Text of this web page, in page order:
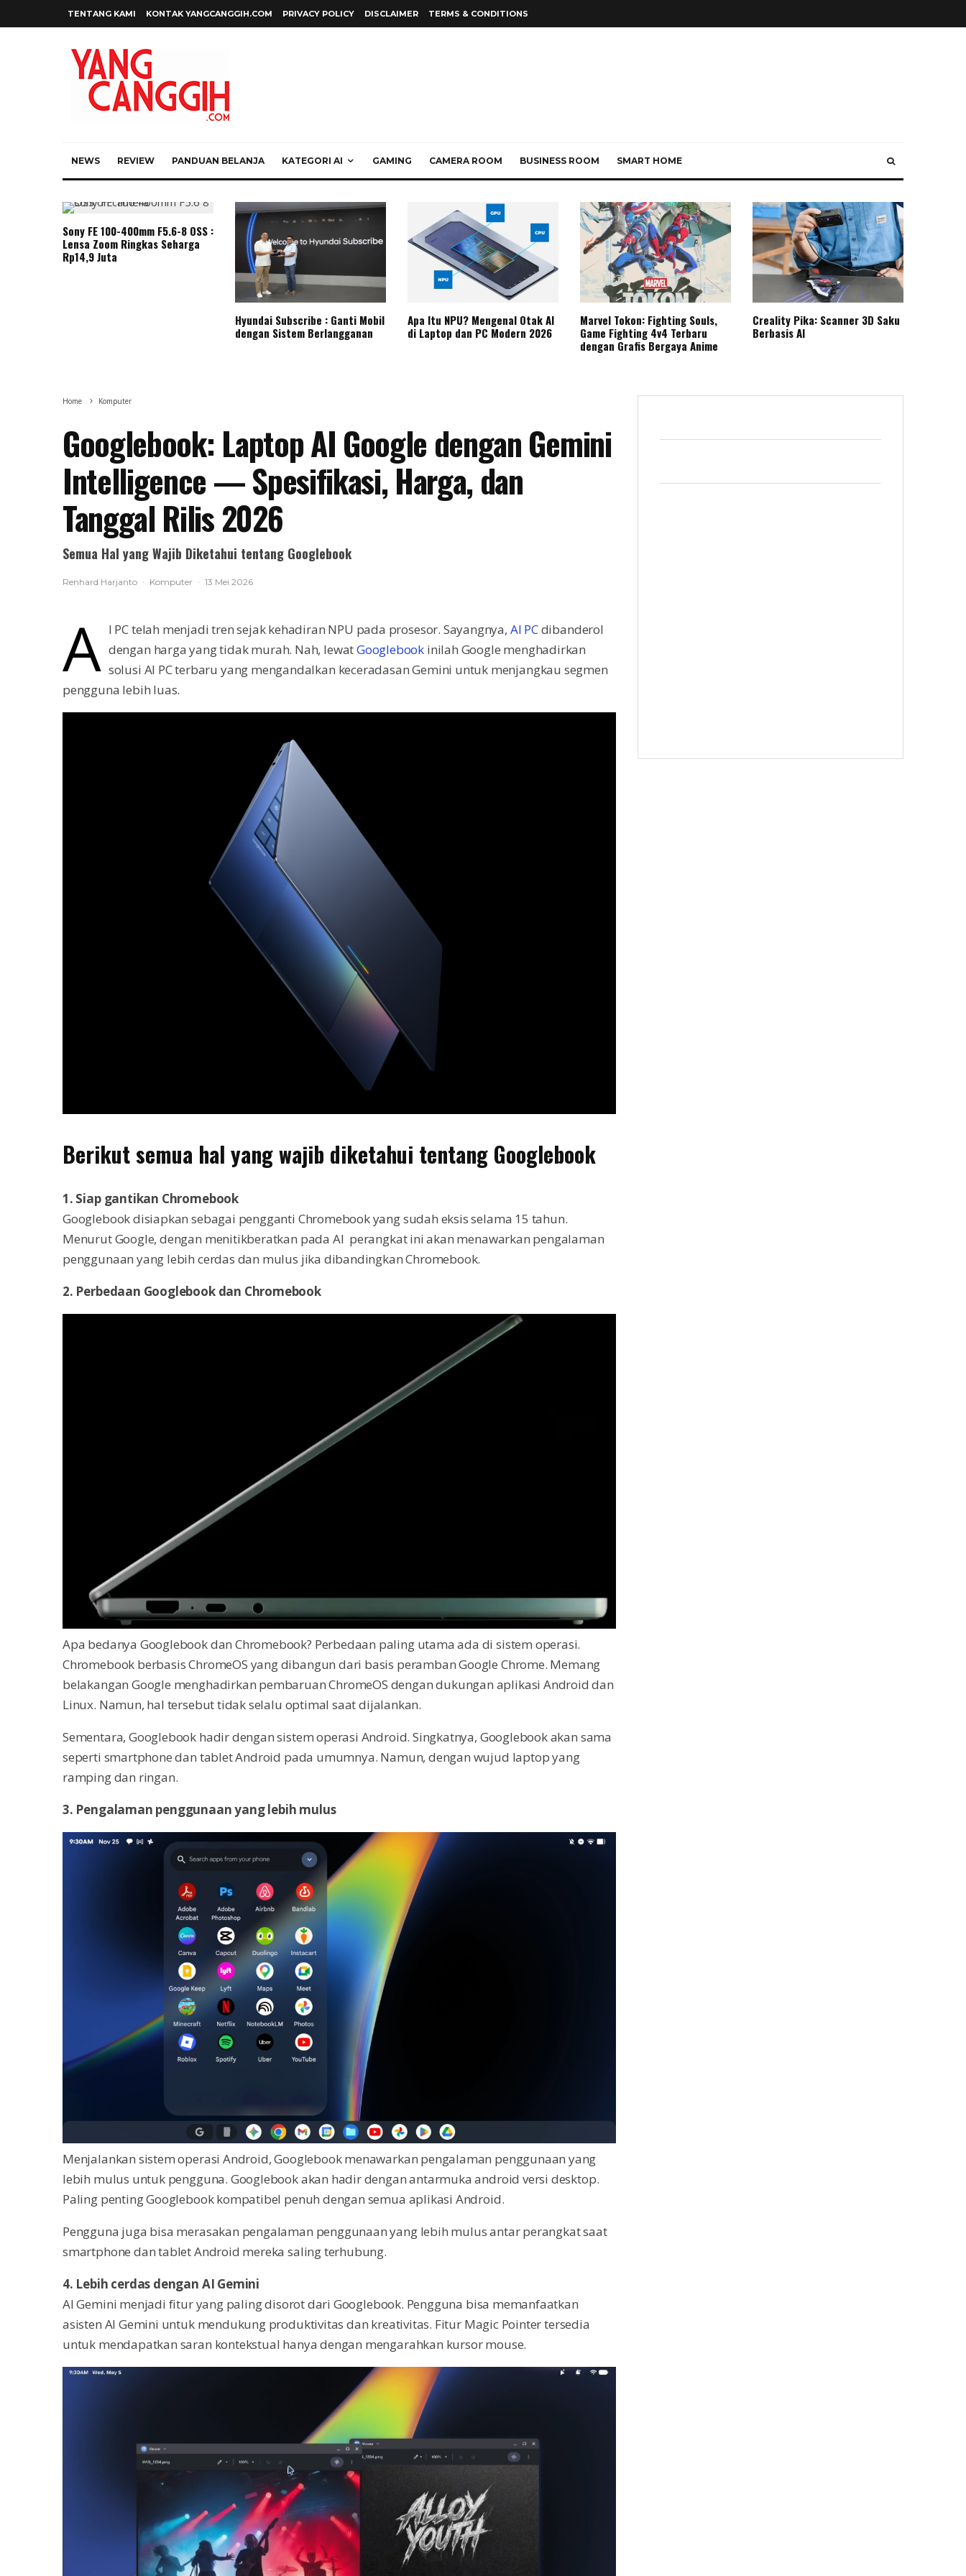
TENTANG KAMI KONTAK YANGCANGGIH.COM PRIVACY POLICY DISCLAIMER TERMS & CONDITIONS
NEWS REVIEW PANDUAN BELANJA KATEGORI AI GAMING CAMERA ROOM BUSINESS ROOM SMART HOME
Sony FE 100-400mm F5.6-8 OSS :
Lensa Zoom Ringkas Seharga
Rp14,9 Juta
Hyundai Subscribe : Ganti Mobil
dengan Sistem Berlangganan
Apa Itu NPU? Mengenal Otak AI
di Laptop dan PC Modern 2026
Marvel Tokon: Fighting Souls,
Game Fighting 4v4 Terbaru
dengan Grafis Bergaya Anime
Creality Pika: Scanner 3D Saku
Berbasis AI
Home Komputer
Googlebook: Laptop AI Google dengan Gemini
Intelligence — Spesifikasi, Harga, dan
Tanggal Rilis 2026
Semua Hal yang Wajib Diketahui tentang Googlebook
Renhard Harjanto · Komputer · 13 Mei 2026
A I PC telah menjadi tren sejak kehadiran NPU pada prosesor. Sayangnya, AI PCdibanderol
dengan harga yang tidak murah. Nah, lewatGooglebook inilah Google menghadirkan
solusi AI PC terbaru yang mengandalkan keceradasan Gemini untuk menjangkau segmen
pengguna lebih luas.
Berikut semua hal yang wajib diketahui tentang Googlebook
1. Siap gantikan Chromebook
Googlebook disiapkan sebagai pengganti Chromebook yang sudah eksis selama 15 tahun.
Menurut Google, dengan menitikberatkan pada AI perangkat ini akan menawarkan pengalaman
penggunaan yang lebih cerdas dan mulus jika dibandingkan Chromebook.
2. Perbedaan Googlebook dan Chromebook
Apa bedanya Googlebook dan Chromebook? Perbedaan paling utama ada di sistem operasi.
Chromebook berbasis ChromeOS yang dibangun dari basis peramban Google Chrome. Memang
belakangan Google menghadirkan pembaruan ChromeOS dengan dukungan aplikasi Android dan
Linux. Namun, hal tersebut tidak selalu optimal saat dijalankan.
Sementara, Googlebook hadir dengan sistem operasi Android. Singkatnya, Googlebook akan sama
seperti smartphone dan tablet Android pada umumnya. Namun, dengan wujud laptop yang
ramping dan ringan.
3. Pengalaman penggunaan yang lebih mulus
Menjalankan sistem operasi Android, Googlebook menawarkan pengalaman penggunaan yang
lebih mulus untuk pengguna. Googlebook akan hadir dengan antarmuka android versi desktop.
Paling penting Googlebook kompatibel penuh dengan semua aplikasi Android.
Pengguna juga bisa merasakan pengalaman penggunaan yang lebih mulus antar perangkat saat
smartphone dan tablet Android mereka saling terhubung.
4. Lebih cerdas dengan AI Gemini
AI Gemini menjadi fitur yang paling disorot dari Googlebook. Pengguna bisa memanfaatkan
asisten AI Gemini untuk mendukung produktivitas dan kreativitas. Fitur Magic Pointer tersedia
untuk mendapatkan saran kontekstual hanya dengan mengarahkan kursor mouse.